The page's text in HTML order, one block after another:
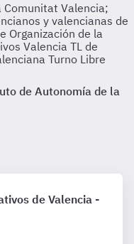
Comunitat Valencia;
y valencianas de
Organización de la
Valencia TL de
Turno Libre
de Autonomía de la
de Valencia -